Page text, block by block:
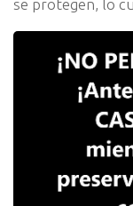
se protegen, lo